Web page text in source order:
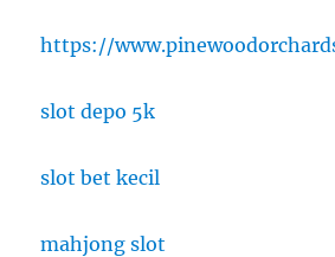
https://
slot depo 5k
slot bet kecil
mahjong slot